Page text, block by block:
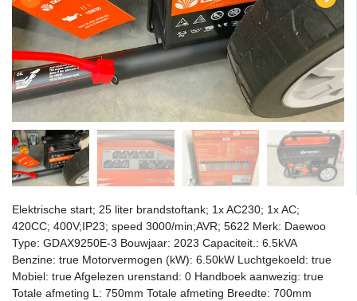
Elektrische start; 25 liter brandstoftank; 1x AC230; 1x AC;
420CC; 400V;IP23; speed 3000/min;AVR; 5622 Merk: Daewoo
Type: GDAX9250E-3 Bouwjaar: 2023 Capaciteit.: 6.5kVA
Benzine: true Motorvermogen (kW): 6.50kW Luchtgekoeld: true
Mobiel: true Afgelezen urenstand: 0 Handboek aanwezig: true
Totale afmeting L: 750mm Totale afmeting Breedte: 700mm